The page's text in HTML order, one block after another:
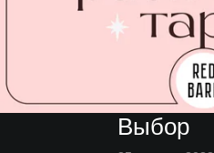
Выбор